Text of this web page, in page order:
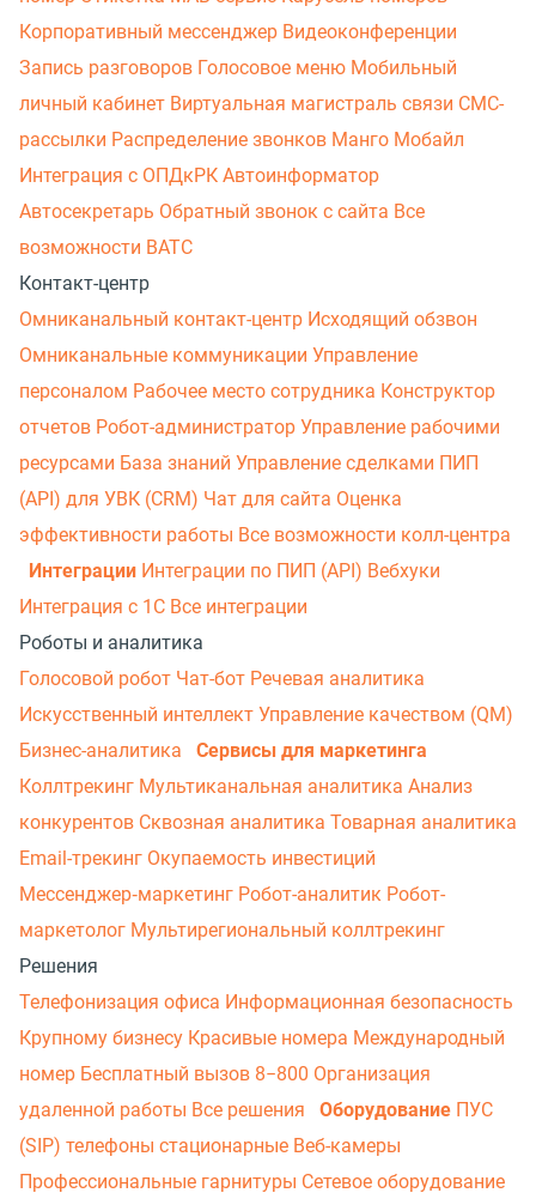
Корпоративный мессенджер Видеоконференции
Запись разговоров Голосовое меню Мобильный
личный кабинет Виртуальная магистраль связи СМС-
рассылки Распределение звонков Манго Мобайл
Интеграция с ОПДкРК Автоинформатор
Автосекретарь Обратный звонок с сайта Все
возможности ВАТС
Контакт-центр
Омниканальный контакт-центр Исходящий обзвон
Омниканальные коммуникации Управление
персоналом Рабочее место сотрудника Конструктор
отчетов Робот-администратор Управление рабочими
ресурсами База знаний Управление сделками ПИП
(API) для УВК (CRM) Чат для сайта Оценка
эффективности работы Все возможности колл-центра
Интеграции Интеграции по ПИП (API) Вебхуки
Интеграция с 1С Все интеграции
Роботы и аналитика
Голосовой робот Чат-бот Речевая аналитика
Искусственный интеллект Управление качеством (QM)
Бизнес-аналитика
Сервисы для маркетинга
Коллтрекинг Мультиканальная аналитика Анализ
конкурентов Сквозная аналитика Товарная аналитика
Email-трекинг Окупаемость инвестиций
Мессенджер‑маркетинг Робот-аналитик Робот-
маркетолог Мультирегиональный коллтрекинг
Решения
Телефонизация офиса Информационная безопасность
Крупному бизнесу Красивые номера Международный
номер Бесплатный вызов 8−800 Организация
удаленной работы Все решения Оборудование ПУС
(SIP) телефоны стационарные Веб-камеры
Профессиональные гарнитуры Сетевое оборудование